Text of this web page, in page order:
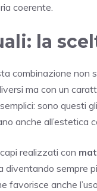
coerente.
la
combinazione non
ma con un
sono questi
anche all’estetica
realizzati con
diventando sempre
favorisce anche